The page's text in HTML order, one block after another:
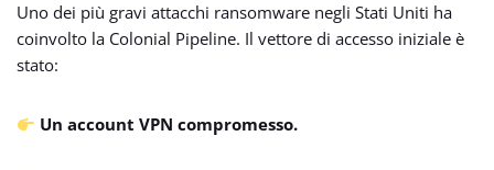
Uno dei più gravi attacchi ransomware negli Stati Uniti ha
coinvolto la Colonial Pipeline. Il vettore di accesso iniziale è
stato:
Un account VPN compromesso.